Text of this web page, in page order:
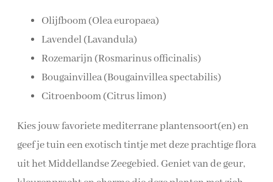
Olijfboom (Olea europaea)
Lavendel (Lavandula)
Rozemarijn (Rosmarinus officinalis)
Bougainvillea (Bougainvillea spectabilis)
Citroenboom (Citrus limon)
Kies jouw favoriete mediterrane plantensoort(en) en
geef je tuin een exotisch tintje met deze prachtige flora
uit het Middellandse Zeegebied. Geniet van de geur,